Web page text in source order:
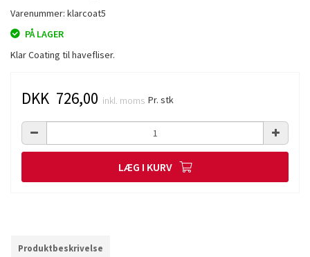
Varenummer: klarcoat5
PÅ LAGER
Klar Coating til havefliser.
DKK 726,00 inkl. moms Pr. stk
LÆG I KURV
Produktbeskrivelse